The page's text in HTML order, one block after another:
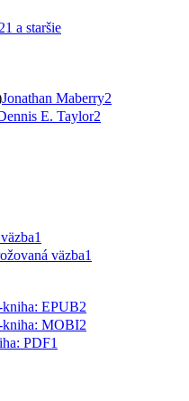
a staršie
Jonathan Maberry2
E. Taylor2
1
väzba1
kniha: EPUB2
kniha: MOBI2
PDF1